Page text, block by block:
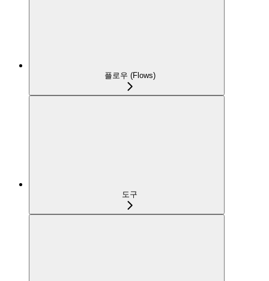
플로우 (Flows)
도구